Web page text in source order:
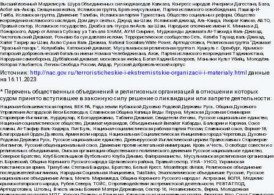
Высший военный Маджлисуль Шура Объединенных сил моджахедов Кавказа, Конгресс народов Ичкерии и Дагестана, База,
Асбат аль-Ансар, Священная война, Исламская группа, Братья-мусульмане, Партия исламского освобождения, Лашкар-И-
Тайба, Исламская группа, Движение Талибан, Исламская партия Туркестана, Общество социальных реформ, Общество
возрождения исламского наследия, Дом двух святых, Джунд аш-Шам, Исламский джихад, Аль-Каида, Имарат Кавказ, АБТО,
Правый сектор, Исламское государство, Джабха аль-Нусра ли-Ахль аш-Шам, Народное ополчение имени К. Минина и Д.
Пожарского, Аджр от Аллаха Субхану уа Тагьаля SHAM, АУМ Синрике, Муджахеды джамаата Ат-Тавхида Валь-Джихад,
Чистопольский Джамаат, Рохнамо ба суи давлати исломи, Террористическое сообщество Сеть, Катиба Таухид валь-Джихад,
Хайят Тахрир аш-Шам, Ахлю Сунна Валь Джамаа, National Socialism/White Power, Артподготовка, Религиозная группа “Джамаат
“Красный пахарь”, Колумбайн, Хатлонский джамаат, Мусульманская религиозная группа п. Кушкуль г. Оренбург, Крымско-
татарский добровольческий батальон имени Номана Челебиджихана, Азов, Партия исламского возрождения Таджикистана,
Народная самооборона, Дуббайский джамаат, московская ячейка, Батал-Хаджи Белхороев, Маньяки Культ Убийц, Молодёжь
Которая Улыбается, Легион Свобода России, Айдар, Русский добровольческий корпус
Источник: http://nac.gov.ru/terroristicheskie-i-ekstremistskie-organizacii-i-materialy.html данные
на 16.11.2023
* Перечень общественных объединений и религиозных организаций в отношении которых
судом принято вступившее в законную силу решение о ликвидации или запрете деятельности:
Национал-большевистская партия, ВЕК РА, Рада земли Кубанской Духовно Родовой Державы Русь, Община Духовного
Управления Асгардской Веси Беловодья, Славянская Община Капища Веды Перуна, Мужская Духовная Семинария
Староверов-Инглингов, Нурджулар, К Богодержавию, Таблиги Джамаат, Свидетели Иеговы, Русское национальное единство,
Национал-социалистическое общество, Джамаат мувахидов, Объединенный Вилайат Кабарды, Балкарии и Карачая, Союз
славян, Ат-Такфир Валь-Хиджра, Пит Буль, Национал-социалистическая рабочая партия России, Славянский союз, Формат-18,
Благородный Орден Дьявола, Армия воли народа, Национальная Социалистическая Инициатива города Череповца, Духовно-
Родовая Держава Русь, Русское национальное единство, Древнерусской Инглистической церкви Православных Староверов-
Инглингов, Русский общенациональный союз, Движение против нелегальной иммиграции, Кровь и Честь, О свободе совести и о
религиозных объединениях, Омская организация общественного политического движения Русское национальное единство,
Северное Братство, Клуб Болельщиков Футбольного Клуба Динамо, Файзрахманисты, Мусульманская религиозная организация
п. Боровский, Община Коренного Русского народа Щелковского района, Правый сектор, УНА - УНСО, Украинская
повстанческая армия, Тризуб им. Степана Бандеры, Братство, Белый Крест, Misanthropic division, Религиозное объединение
последователей инглиизма, Народная Социальная Инициатива, TulaSkins, Этнополитическое объединение Русские, Русское
национальное объединение Атака, Мечеть Мирмамеда, Община Коренного Русского народа г. Астрахани, ВОЛЯ, Меджлис
крымскотатарского народа, Рубеж Севера, ТОЙС, О противодействии экстремистской деятельности, РЕВТАТПОД,
Артподготовка, Штольц, В честь иконы Божией Матери Державная, Сектор 16, Независимость, Фирма, Молодежная